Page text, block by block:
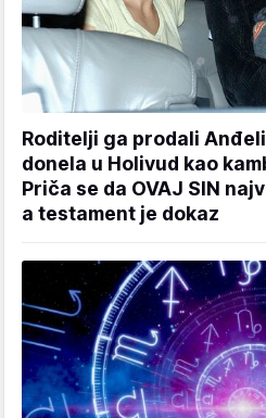
Roditelji ga prodali
donela u Holivud kao
Priča se da OVAJ SIN
a testament je dokaz